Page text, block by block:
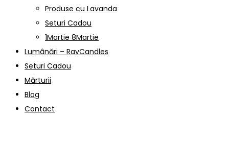
Produse cu Lavanda
Seturi Cadou
1Martie 8Martie
Lumânări – RavCandles
Seturi Cadou
Mărturii
Blog
Contact